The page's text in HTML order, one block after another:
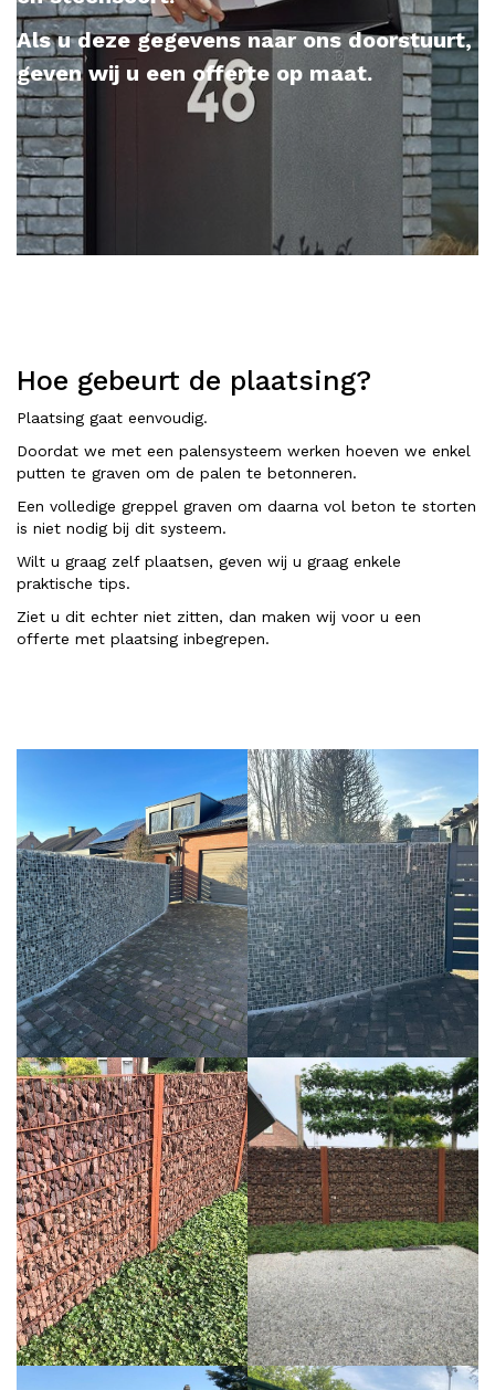
Als u deze gegevens naar ons doorstuurt,
geven wij u een offerte op maat.
Hoe gebeurt de plaatsing?
Plaatsing gaat eenvoudig.
Doordat we met een palensysteem werken hoeven we enkel
putten te graven om de palen te betonneren.
Een volledige greppel graven om daarna vol beton te storten
is niet nodig bij dit systeem.
Wilt u graag zelf plaatsen, geven wij u graag enkele
praktische tips.
Ziet u dit echter niet zitten, dan maken wij voor u een
offerte met plaatsing inbegrepen.